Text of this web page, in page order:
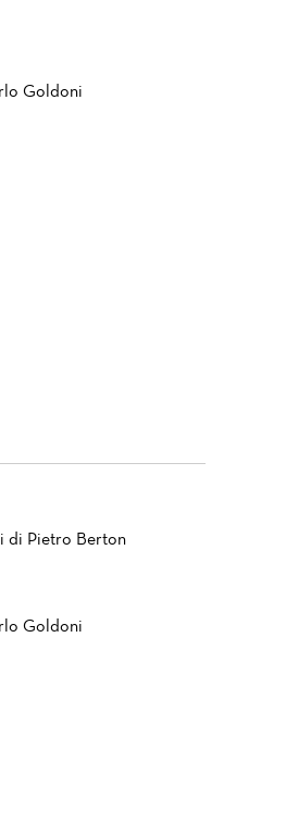
Goldoni
di Pietro Berton
Goldoni